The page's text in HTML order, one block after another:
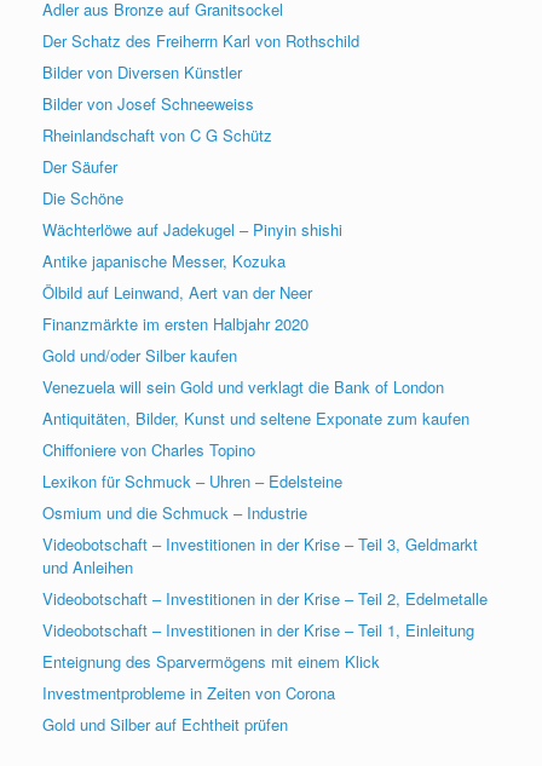
Adler aus Bronze auf Granitsockel
Der Schatz des Freiherrn Karl von Rothschild
Bilder von Diversen Künstler
Bilder von Josef Schneeweiss
Rheinlandschaft von C G Schütz
Der Säufer
Die Schöne
Wächterlöwe auf Jadekugel – Pinyin shishi
Antike japanische Messer, Kozuka
Ölbild auf Leinwand, Aert van der Neer
Finanzmärkte im ersten Halbjahr 2020
Gold und/oder Silber kaufen
Venezuela will sein Gold und verklagt die Bank of London
Antiquitäten, Bilder, Kunst und seltene Exponate zum kaufen
Chiffoniere von Charles Topino
Lexikon für Schmuck – Uhren – Edelsteine
Osmium und die Schmuck – Industrie
Videobotschaft – Investitionen in der Krise – Teil 3, Geldmarkt
und Anleihen
Videobotschaft – Investitionen in der Krise – Teil 2, Edelmetalle
Videobotschaft – Investitionen in der Krise – Teil 1, Einleitung
Enteignung des Sparvermögens mit einem Klick
Investmentprobleme in Zeiten von Corona
Gold und Silber auf Echtheit prüfen